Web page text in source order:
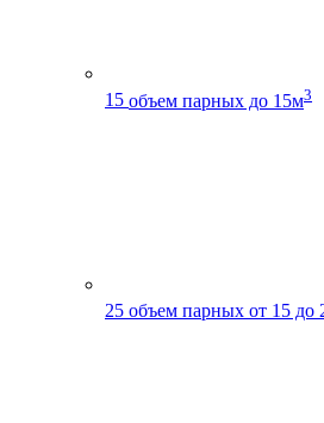
15 объем парных до 15м3
25 объем парных от 15 до